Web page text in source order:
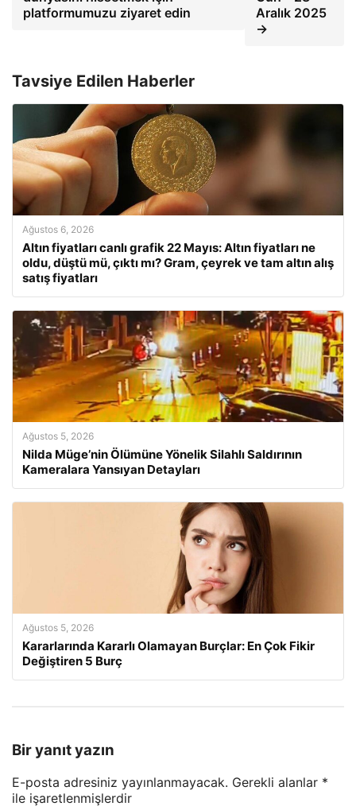
platformumuzu ziyaret edin
Aralık 2025
→
Tavsiye Edilen Haberler
Ağustos 6, 2026
Altın fiyatları canlı grafik 22 Mayıs: Altın fiyatları ne
oldu, düştü mü, çıktı mı? Gram, çeyrek ve tam altın alış
satış fiyatları
Ağustos 5, 2026
Nilda Müge’nin Ölümüne Yönelik Silahlı Saldırının
Kameralara Yansıyan Detayları
Ağustos 5, 2026
Kararlarında Kararlı Olamayan Burçlar: En Çok Fikir
Değiştiren 5 Burç
Bir yanıt yazın
E-posta adresiniz yayınlanmayacak. Gerekli alanlar *
ile işaretlenmişlerdir